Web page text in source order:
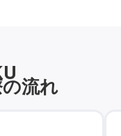
流れ